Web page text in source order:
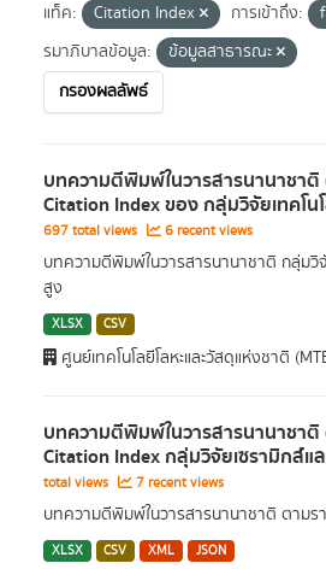
แท็ค: Citation Index การเข้าถึง:
รมาภิบาลข้อมูล:
ข้อมูลสาธารณะ
กรองผลลัพธ์
บทความตีพิมพ์ในวารสารนานาชา
Citation Index ของ กลุ่มวิจัยเทคโ
697 total views 6 recent views
บทความตีพิมพ์ในวารสารนานาชาติ กลุ่มวิจั
สูง
XLSX CSV
ศูนย์เทคโนโลยีโลหะและวัสดุแห่งชาติ
บทความตีพิมพ์ในวารสารนานาชา
Citation Index กลุ่มวิจัยเซรามิกส์แ
total views
7 recent views
บทความตีพิมพ์ในวารสารนานาชาติ ตาม
XLSX CSV XML JSON